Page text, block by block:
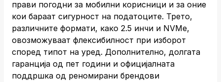
прави погодни за мобилни корисници и за оние
кои бараат сигурност на податоците. Трето,
различните формати, како 2.5 инчи и NVMe,
овозможуваат флексибилност при изборот
според типот на уред. Дополнително, долгата
гаранција од пет години и официјалната
поддршка од реномирани брендови